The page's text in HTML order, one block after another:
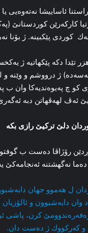
ئاساییشا
كاركەرێن كوردستانێ
كوردی پێكبینە. ژ بۆنا
تێدا دكە پێکهاتیه‌ ژ
ژ درووشم و وێنه‌ و
چ په‌یوه‌ندیه‌کا‌ وان ب
ئەڤ لھەڤھاتن دبە ئەگەرێ
دلێ ترکیێ رازی بکه‌
رۆژاڤا ده‌ست ب
نه‌گهشتنه‌ ئه‌نجامه‌کێ
ل ھەموو جھان
د وان دابەشبوون و
كرن، پاشی
و كەركووك ژ دەست دان.